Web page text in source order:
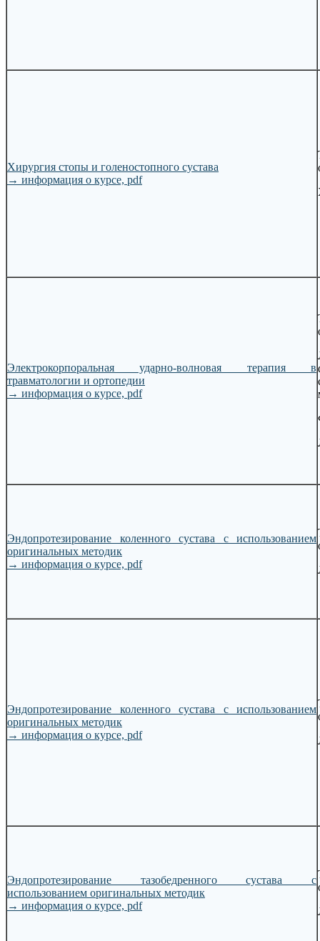
Хирургия стопы и голеностопного сустава
→ информация о курсе, pdf
Электрокорпоральная ударно-волновая терапия в
травматологии и ортопедии
→ информация о курсе, pdf
Эндопротезирование коленного сустава с использованием
оригинальных методик
→ информация о курсе, pdf
Эндопротезирование коленного сустава с использованием
оригинальных методик
→ информация о курсе, pdf
Эндопротезирование тазобедренного сустава с
использованием оригинальных методик
→ информация о курсе, pdf